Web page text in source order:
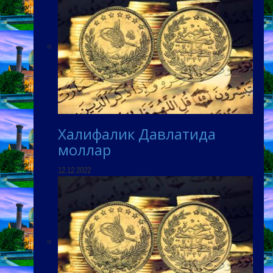
Халифалик Давлатида
моллар
12.12.2022